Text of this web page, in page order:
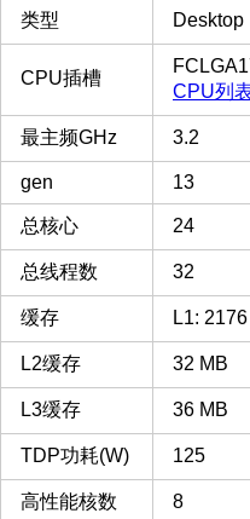
类型 Desktop
CPU插槽
CPU列
最主频GHz 3.2
gen 13
总核心 24
总线程数 32
缓存 L1:
L2缓存 32 MB
L3缓存 36 MB
TDP功耗(W) 125
高性能核数 8